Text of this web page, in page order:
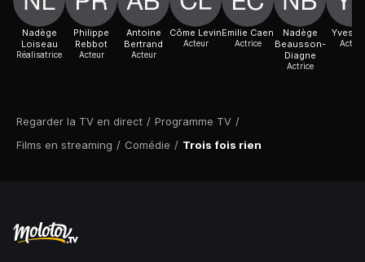
Regarder la TV en direct / Programme TV /
Films en streaming / Comédie / Trois fois rien
Nadège
Loiseau
Réalisatrice
Philippe
Rebbot
Acteur
Antoine
Bertrand
Acteur
Côme Levin
Acteur
Emilie Caen
Actrice
Nadège
Beausson-
Diagne
Actrice
Yves
Acteur